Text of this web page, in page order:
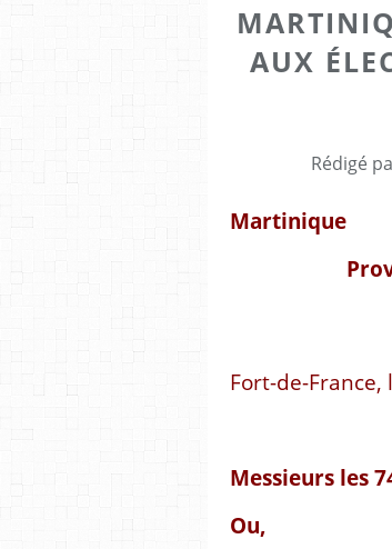
AUX
Rédigé
Martinique
Fort-de-France,
Messieurs les
Ou,